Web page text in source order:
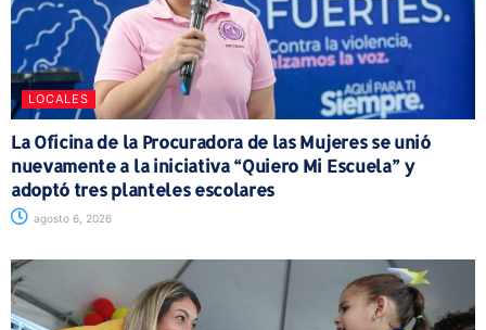
LOCALES
La Oficina de la Procuradora de las Mujeres se unió
nuevamente a la iniciativa “Quiero Mi Escuela” y
adoptó tres planteles escolares
agosto 6, 2026